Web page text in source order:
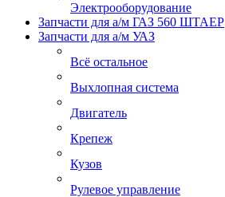
Электрооборудование
Запчасти для а/м ГАЗ 560 ШТАЕР
Запчасти для а/м УАЗ
Всё остальное
Выхлопная система
Двигатель
Крепеж
Кузов
Рулевое управление